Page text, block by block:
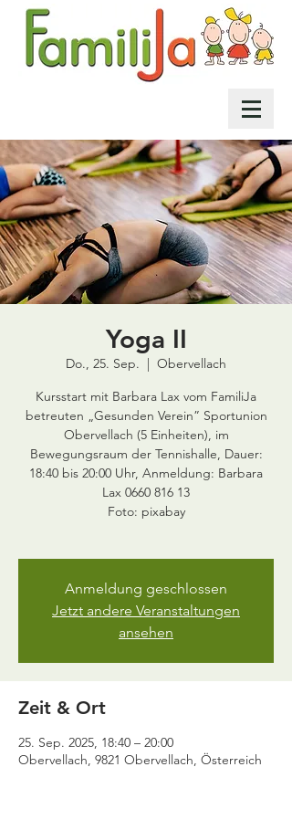
Yoga II
Do., 25. Sep.
  |
Obervellach
Kursstart mit Barbara Lax vom FamiliJa
betreuten „Gesunden Verein” Sportunion
Obervellach (5 Einheiten), im
Bewegungsraum der Tennishalle, Dauer:
18:40 bis 20:00 Uhr, Anmeldung: Barbara
Lax 0660 816 13
Foto: pixabay
Anmeldung geschlossen
Jetzt andere Veranstaltungen
ansehen
Zeit & Ort
25. Sep. 2025, 18:40 – 20:00
Obervellach, 9821 Obervellach, Österreich